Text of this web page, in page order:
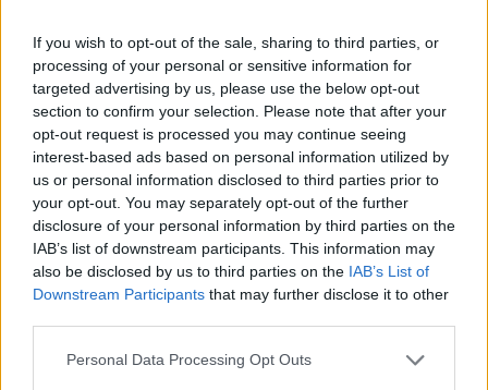
If you wish to opt-out of the sale, sharing to third parties, or
processing of your personal or sensitive information for
targeted advertising by us, please use the below opt-out
section to confirm your selection. Please note that after your
opt-out request is processed you may continue seeing
interest-based ads based on personal information utilized by
us or personal information disclosed to third parties prior to
your opt-out. You may separately opt-out of the further
disclosure of your personal information by third parties on the
IAB’s list of downstream participants. This information may
also be disclosed by us to third parties on the IAB’s List of
Downstream Participants that may further disclose it to other
Personal Data Processing Opt Outs
14,90 €s DPH
12,11 € bez DPH
Skladom (1-4 dní)
– + KÚPIŤ
Doprava zdarma
a máte DOPRAVU ZDARMA
Poradíme Vám?